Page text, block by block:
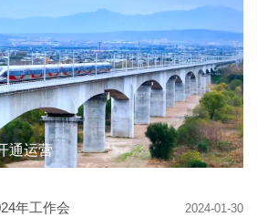
陕西轨道集团与省邮政管理局携手推进“轨道交通+邮政快递”融合发展
麟铁路公司安全生产与防汛备汛
陕西轨道交通集团有限公司 主要负责人及安全生产管理人员安全教育专题培训班圆满完成
通运营
陕西轨道集团举行学习贯彻党的二十届四中全会精神宣讲报告会
陕西轨道集团与省邮政管理局携手推进“轨道交通+邮政快递”融合发展
麟铁路公司安全生产与防汛备汛
年工作会 2024-01-30